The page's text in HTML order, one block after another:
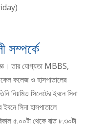
সম্পর্কে
তার যোগ্যতা MBBS,
কলেজ ও হাসপাতালের
নিয়মিত সিলেটের ইবনে সিনা
সিনা হাসপাতালে
৫.০০টা থেকে রাত ৮.৩০টা